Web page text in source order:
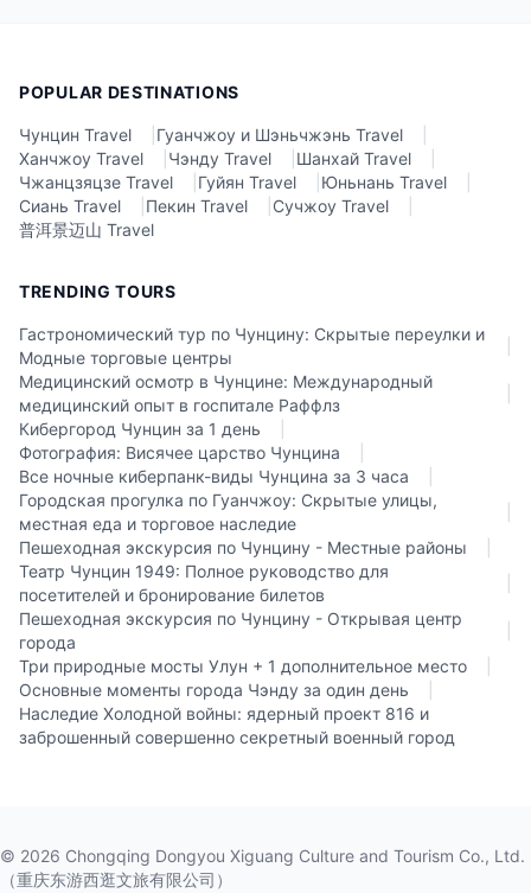
POPULAR DESTINATIONS
Чунцин Travel Гуанчжоу и Шэньчжэнь Travel
Ханчжоу Travel
Чэнду Travel Шанхай Travel
Чжанцзяцзе Travel
Гуйян Travel Юньнань Travel
Сиань Travel
Пекин Travel Сучжоу Travel
普洱景迈山 Travel
TRENDING TOURS
Гастрономический тур по Чунцину: Скрытые переулки и
Модные торговые центры
Медицинский осмотр в Чунцине: Международный
медицинский опыт в госпитале Раффлз
Кибергород Чунцин за 1 день
Фотография: Висячее царство Чунцина
Все ночные киберпанк-виды Чунцина за 3 часа
Городская прогулка по Гуанчжоу: Скрытые улицы,
местная еда и торговое наследие
Пешеходная экскурсия по Чунцину - Местные районы
Театр Чунцин 1949: Полное руководство для
посетителей и бронирование билетов
Пешеходная экскурсия по Чунцину - Открывая центр
города
Три природные мосты Улун + 1 дополнительное место
Основные моменты города Чэнду за один день
Наследие Холодной войны: ядерный проект 816 и
заброшенный совершенно секретный военный город
© 2026 Chongqing Dongyou Xiguang Culture and Tourism Co., Ltd.
（重庆东游西逛文旅有限公司）